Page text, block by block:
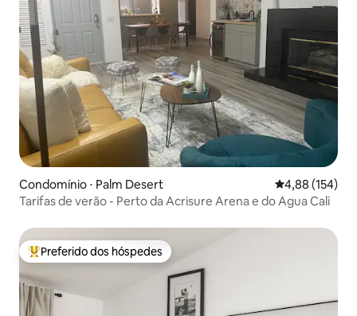
Condomínio ⋅ Palm Desert 4,88 de uma
4,88 (154)
Tarifas de verão - Perto da Acrisure Arena e do Agua Cali
Entre os melhores preferidos dos hóspedes
Preferido dos hóspedes